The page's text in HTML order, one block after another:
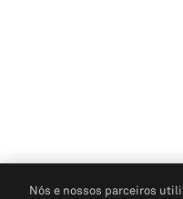
Nós e nossos parceiros